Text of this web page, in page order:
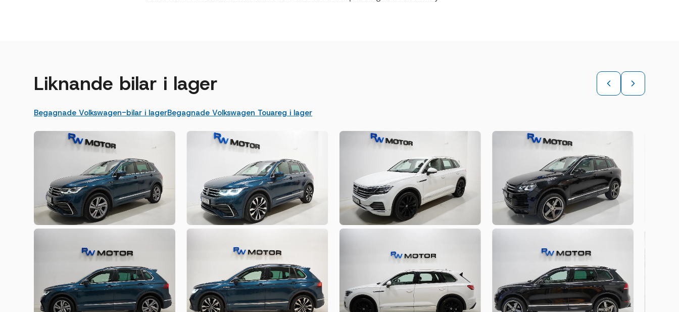
Liknande bilar i lager
Begagnade Volkswagen-bilar i lagerBegagnade Volkswagen Touareg i lager